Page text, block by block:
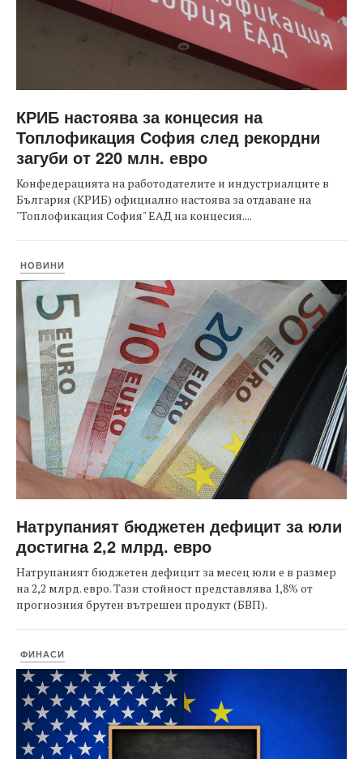
КРИБ настоява за концесия на
Топлофикация София след рекордни
загуби от 220 млн. евро
Конфедерацията на работодателите и индустриалците в
България (КРИБ) официално настоява за отдаване на
"Топлофикация София" ЕАД на концесия....
НОВИНИ
Натрупаният бюджетен дефицит за юли
достигна 2,2 млрд. евро
Натрупаният бюджетен дефицит за месец юли е в размер
на 2,2 млрд. евро. Тази стойност представлява 1,8% от
прогнозния брутен вътрешен продукт (БВП).
ФИНАСИ